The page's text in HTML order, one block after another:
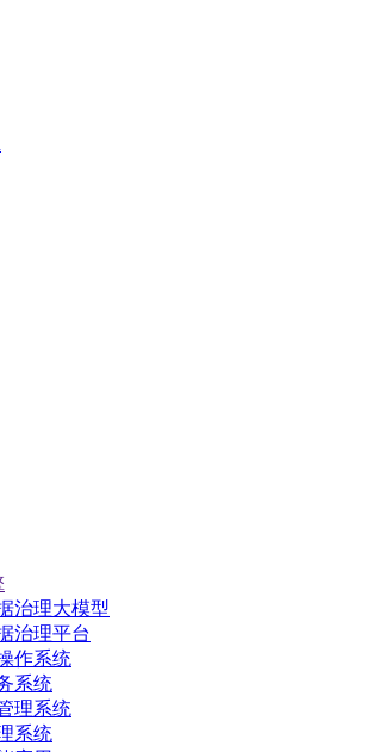
治理大模型
治理平台
作系统
系统
理系统
系统